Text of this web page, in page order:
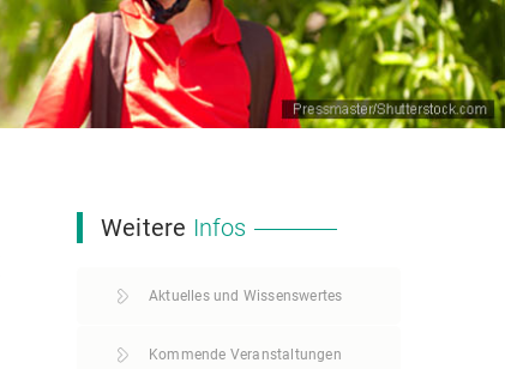
Weitere Infos
Aktuelles und Wissenswertes
Kommende Veranstaltungen